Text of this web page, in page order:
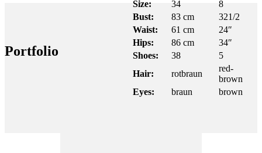
Size:
34
8
Bust:
83 cm
321/2
Waist:
61 cm
24″
Hips:
86 cm
34″
Shoes:
38
5
Hair:
rotbraun
red-
brown
Eyes:
braun brown
Portfolio